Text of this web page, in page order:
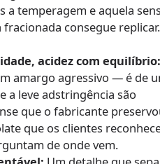
temperagem e aquela
consegue replicar.
acidez com equilíbrio:
amargo agressivo — é de
a leve adstringência são
que o fabricante
que os clientes
de onde vem.